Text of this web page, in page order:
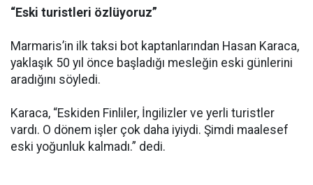
“Eski turistleri özlüyoruz”
Marmaris’in ilk taksi bot kaptanlarından Hasan Karaca,
yaklaşık 50 yıl önce başladığı mesleğin eski günlerini
aradığını söyledi.
Karaca, “Eskiden Finliler, İngilizler ve yerli turistler
vardı. O dönem işler çok daha iyiydi. Şimdi maalesef
eski yoğunluk kalmadı.” dedi.